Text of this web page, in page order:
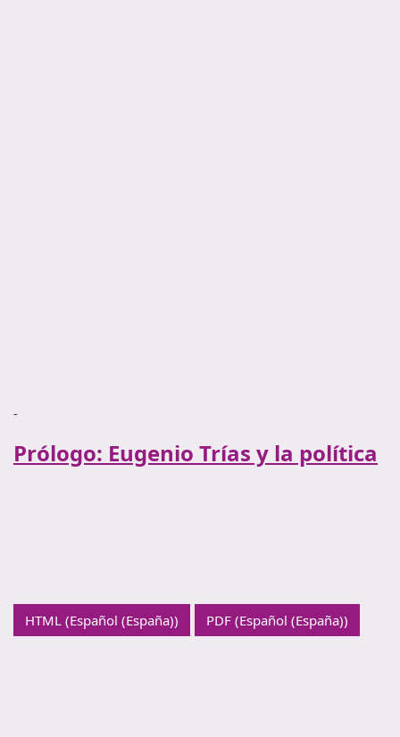
-
Prólogo: Eugenio Trías y la política
HTML (Español (España)) PDF (Español (España))